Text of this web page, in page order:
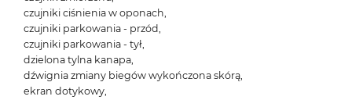
czujniki ciśnienia w oponach,
czujniki parkowania - przód,
czujniki parkowania - tył,
dzielona tylna kanapa,
dźwignia zmiany biegów wykończona skórą,
ekran dotykowy,